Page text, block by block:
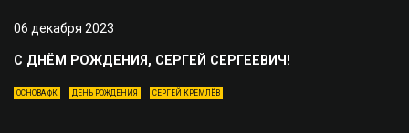
06 декабря 2023
С ДНЁМ РОЖДЕНИЯ, СЕРГЕЙ СЕРГЕЕВИЧ!
ОСНОВА ФК ДЕНЬ РОЖДЕНИЯ СЕРГЕЙ КРЕМЛЁВ